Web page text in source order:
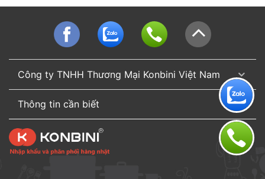
Công ty TNHH Thương Mại Konbini Việt Nam
Thông tin cần biết